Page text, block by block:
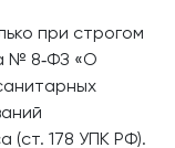
при строгом
№ 8‑ФЗ «О
(ст. 178 УПК РФ).